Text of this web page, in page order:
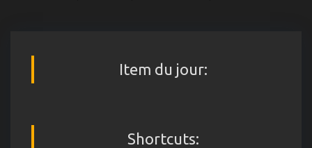
Item du jour:
Shortcuts: